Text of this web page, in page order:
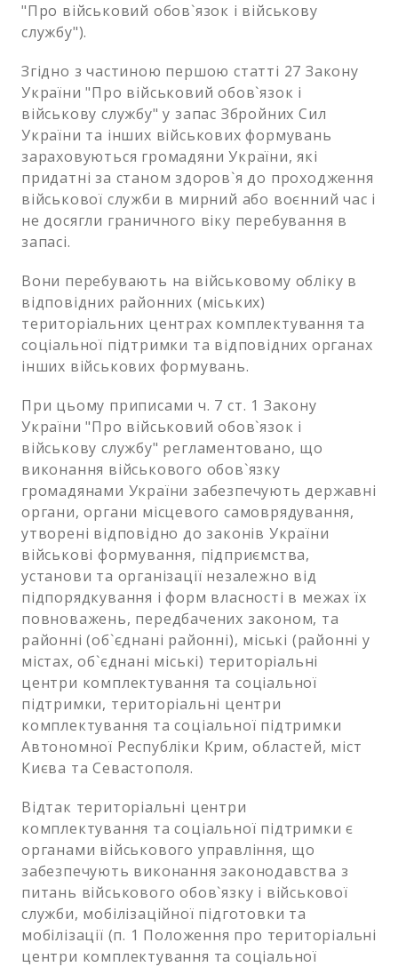
"Про військовий обов`язок і військову
службу").
Згідно з частиною першою статті 27 Закону
України "Про військовий обов`язок і
військову службу" у запас Збройних Сил
України та інших військових формувань
зараховуються громадяни України, які
придатні за станом здоров`я до проходження
військової служби в мирний або воєнний час і
не досягли граничного віку перебування в
запасі.
Вони перебувають на військовому обліку в
відповідних районних (міських)
територіальних центрах комплектування та
соціальної підтримки та відповідних органах
інших військових формувань.
При цьому приписами ч. 7 ст. 1 Закону
України "Про військовий обов`язок і
військову службу" регламентовано, що
виконання військового обов`язку
громадянами України забезпечують державні
органи, органи місцевого самоврядування,
утворені відповідно до законів України
військові формування, підприємства,
установи та організації незалежно від
підпорядкування і форм власності в межах їх
повноважень, передбачених законом, та
районні (об`єднані районні), міські (районні у
містах, об`єднані міські) територіальні
центри комплектування та соціальної
підтримки, територіальні центри
комплектування та соціальної підтримки
Автономної Республіки Крим, областей, міст
Києва та Севастополя.
Відтак територіальні центри
комплектування та соціальної підтримки є
органами військового управління, що
забезпечують виконання законодавства з
питань військового обов`язку і військової
служби, мобілізаційної підготовки та
мобілізації (п. 1 Положення про територіальні
центри комплектування та соціальної